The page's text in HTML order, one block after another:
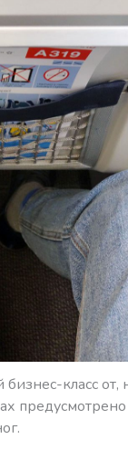
класс от,